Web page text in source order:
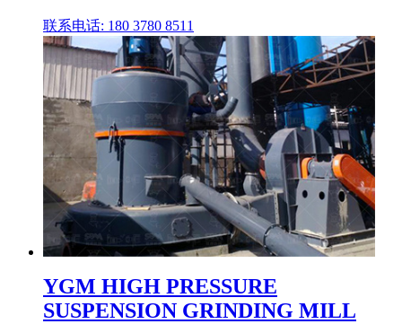
联系电话: 180 3780 8511
YGM HIGH PRESSURE
SUSPENSION GRINDING MILL